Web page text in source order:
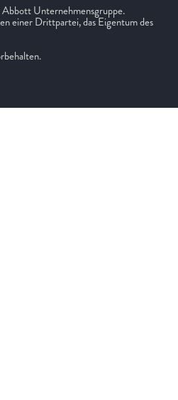
Unternehmensgruppe.
einer Drittpartei, das Eigentum des